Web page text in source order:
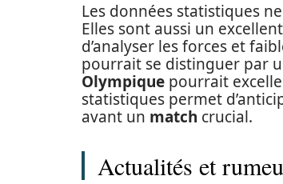
Les données statistiques
Elles sont aussi un
d’analyser les forces et
pourrait se distinguer par
Olympique pourrait
statistiques permet
avant un match crucial.
Actualités et